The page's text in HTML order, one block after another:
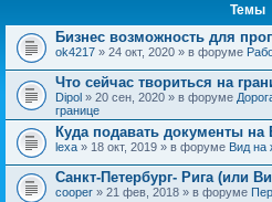
Темы
Бизнес возможность для
ok4217 » 24 окт, 2020 » в форуме
Что сейчас твориться на
Dipol » 20 сен, 2020 » в форуме
границе
Куда подавать документы
lexa » 18 окт, 2019 » в форуме Вид на
Санкт-Петербург- Рига (или
cooper » 21 фев, 2018 » в форуме